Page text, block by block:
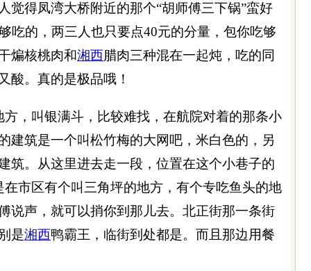
觉得凤湾大桥附近的那个“胡师傅三下锅”蛮好
吃的，两三人也只要点40元的分量，包你吃够
煸核桃肉和湘西腊肉三种混在一起炖，吃的同
酸。真的是极品哦！
叫银满斗，比较难找，在航院对着的那条小
建筑是一个叫松竹梅的大网吧，米白色的，另
筑。从这里进去走一段，位置在这个小巷子的
市区有个叫三角坪的地方，有个专吃鱼头的地
说声，就可以捎你到那儿去。北正街那一条街
是湘西鸭霸王，临街到处都是。而且那边用餐